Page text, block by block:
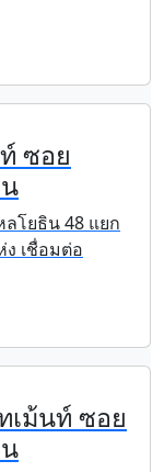
ซอย
โยธิน 48 แยก
เชื่อมต่อ
เม้นท์ ซอย